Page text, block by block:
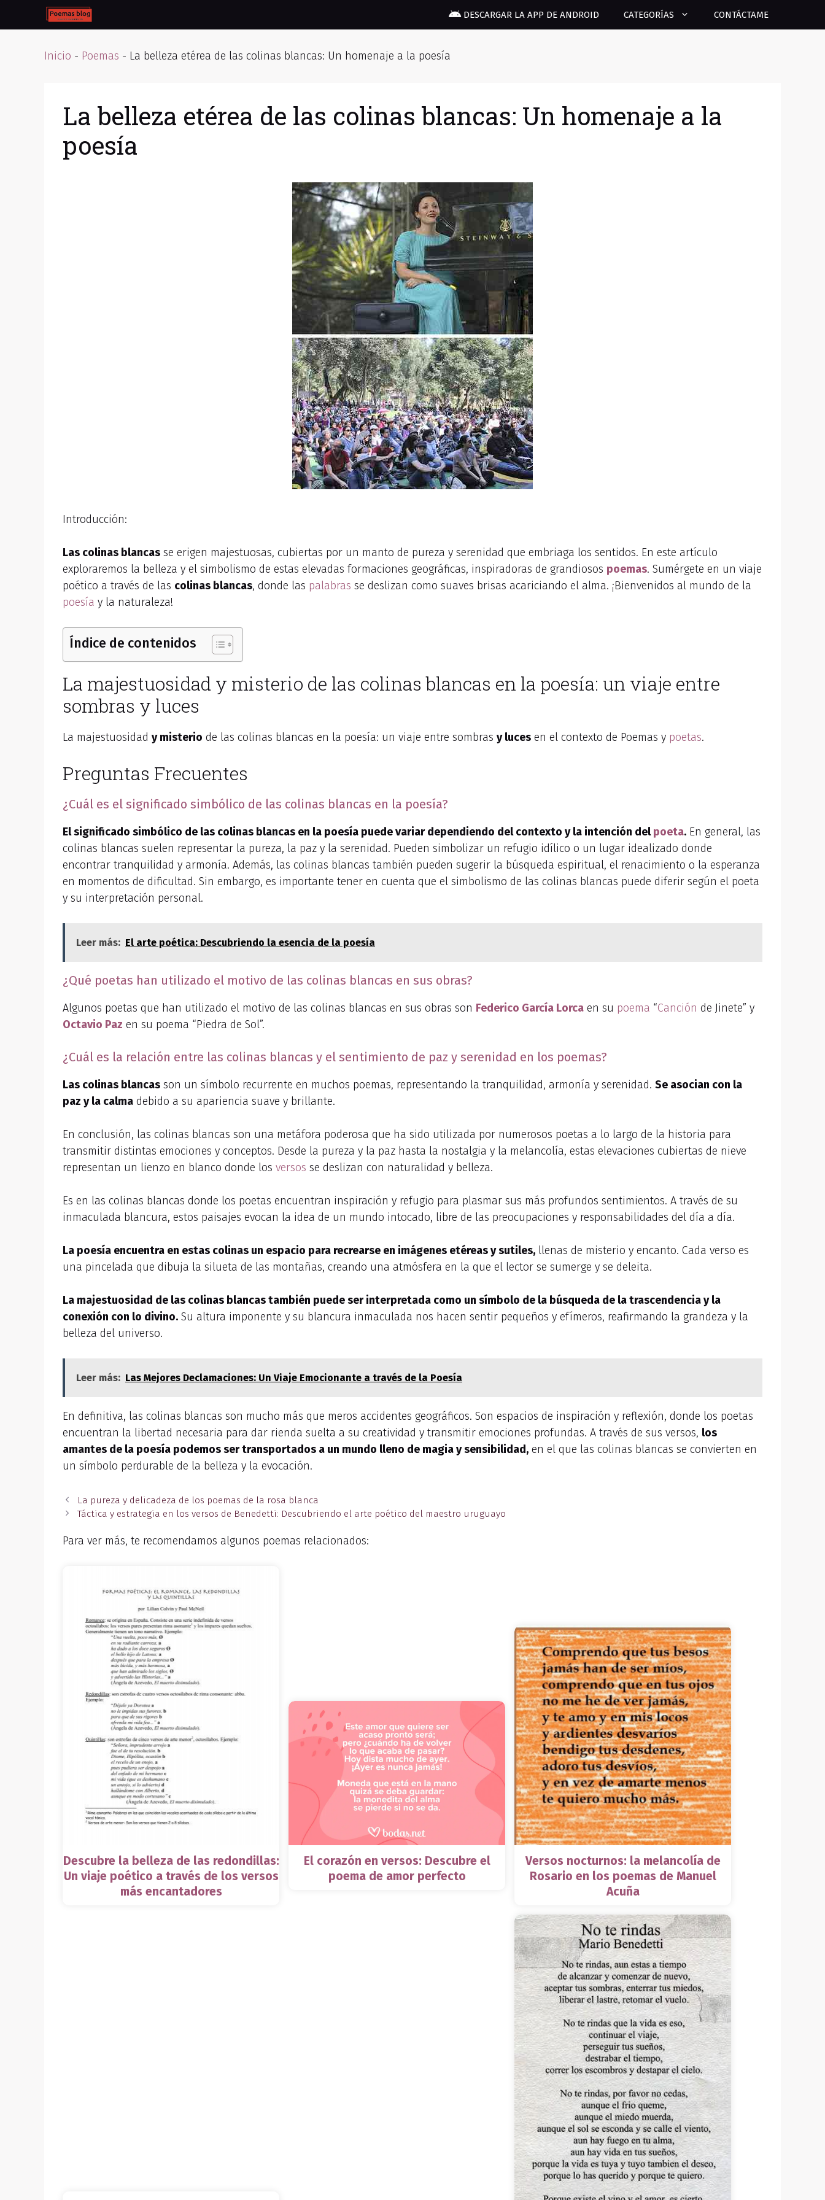
DESCARGAR LA APP DE ANDROID CATEGORÍAS CONTÁCTAME
Inicio - Poemas - La belleza etérea de las colinas blancas: Un homenaje a la poesía
La belleza etérea de las colinas blancas: Un homenaje a la
poesía
Introducción:
Las colinas blancas se erigen majestuosas, cubiertas por un manto de pureza y serenidad que embriaga los sentidos. En este artículo
exploraremos la belleza y el simbolismo de estas elevadas formaciones geográficas, inspiradoras de grandiosos poemas. Sumérgete en un viaje
poético a través de las colinas blancas, donde las palabras se deslizan como suaves brisas acariciando el alma. ¡Bienvenidos al mundo de la
poesía y la naturaleza!
Índice de contenidos
La majestuosidad y misterio de las colinas blancas en la poesía: un viaje entre
sombras y luces
La majestuosidad y misterio de las colinas blancas en la poesía: un viaje entre sombras y luces en el contexto de Poemas y poetas.
Preguntas Frecuentes
¿Cuál es el significado simbólico de las colinas blancas en la poesía?
El significado simbólico de las colinas blancas en la poesía puede variar dependiendo del contexto y la intención delpoeta. En general, las
colinas blancas suelen representar la pureza, la paz y la serenidad. Pueden simbolizar un refugio idílico o un lugar idealizado donde
encontrar tranquilidad y armonía. Además, las colinas blancas también pueden sugerir la búsqueda espiritual, el renacimiento o la esperanza
en momentos de dificultad. Sin embargo, es importante tener en cuenta que el simbolismo de las colinas blancas puede diferir según el poeta
y su interpretación personal.
Leer más: El arte poética: Descubriendo la esencia de la poesía
¿Qué poetas han utilizado el motivo de las colinas blancas en sus obras?
Algunos poetas que han utilizado el motivo de las colinas blancas en sus obras son Federico García Lorca en su poema “Canción de Jinete” y
Octavio Paz en su poema “Piedra de Sol”.
¿Cuál es la relación entre las colinas blancas y el sentimiento de paz y serenidad en los poemas?
Las colinas blancas son un símbolo recurrente en muchos poemas, representando la tranquilidad, armonía y serenidad. Se asocian con la
paz y la calma debido a su apariencia suave y brillante.
En conclusión, las colinas blancas son una metáfora poderosa que ha sido utilizada por numerosos poetas a lo largo de la historia para
transmitir distintas emociones y conceptos. Desde la pureza y la paz hasta la nostalgia y la melancolía, estas elevaciones cubiertas de nieve
representan un lienzo en blanco donde los versos se deslizan con naturalidad y belleza.
Es en las colinas blancas donde los poetas encuentran inspiración y refugio para plasmar sus más profundos sentimientos. A través de su
inmaculada blancura, estos paisajes evocan la idea de un mundo intocado, libre de las preocupaciones y responsabilidades del día a día.
La poesía encuentra en estas colinas un espacio para recrearse en imágenes etéreas y sutiles, llenas de misterio y encanto. Cada verso es
una pincelada que dibuja la silueta de las montañas, creando una atmósfera en la que el lector se sumerge y se deleita.
La majestuosidad de las colinas blancas también puede ser interpretada como un símbolo de la búsqueda de la trascendencia y la
conexión con lo divino. Su altura imponente y su blancura inmaculada nos hacen sentir pequeños y efímeros, reafirmando la grandeza y la
belleza del universo.
Leer más: Las Mejores Declamaciones: Un Viaje Emocionante a través de la Poesía
En definitiva, las colinas blancas son mucho más que meros accidentes geográficos. Son espacios de inspiración y reflexión, donde los poetas
encuentran la libertad necesaria para dar rienda suelta a su creatividad y transmitir emociones profundas. A través de sus versos, los
amantes de la poesía podemos ser transportados a un mundo lleno de magia y sensibilidad, en el que las colinas blancas se convierten en
un símbolo perdurable de la belleza y la evocación.
La pureza y delicadeza de los poemas de la rosa blanca
Táctica y estrategia en los versos de Benedetti: Descubriendo el arte poético del maestro uruguayo
Para ver más, te recomendamos algunos poemas relacionados:
Descubre la belleza de las redondillas:
Un viaje poético a través de los versos
más encantadores
El corazón en versos: Descubre el
poema de amor perfecto
Versos nocturnos: la melancolía de
Rosario en los poemas de Manuel
Acuña